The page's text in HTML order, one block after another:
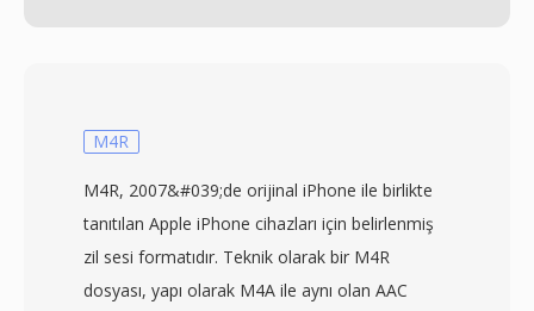
M4R
M4R, 2007&#039;de orijinal iPhone ile birlikte
tanıtılan Apple iPhone cihazları için belirlenmiş
zil sesi formatıdır. Teknik olarak bir M4R
dosyası, yapı olarak M4A ile aynı olan AAC